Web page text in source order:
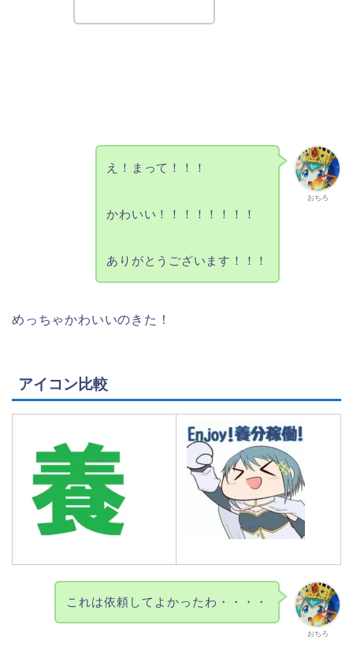
おちろ
え！まって！！！
かわいい！！！！！！！！
ありがとうございます！！！
めっちゃかわいいのきた！
アイコン比較
おちろ
これは依頼してよかったわ・・・・